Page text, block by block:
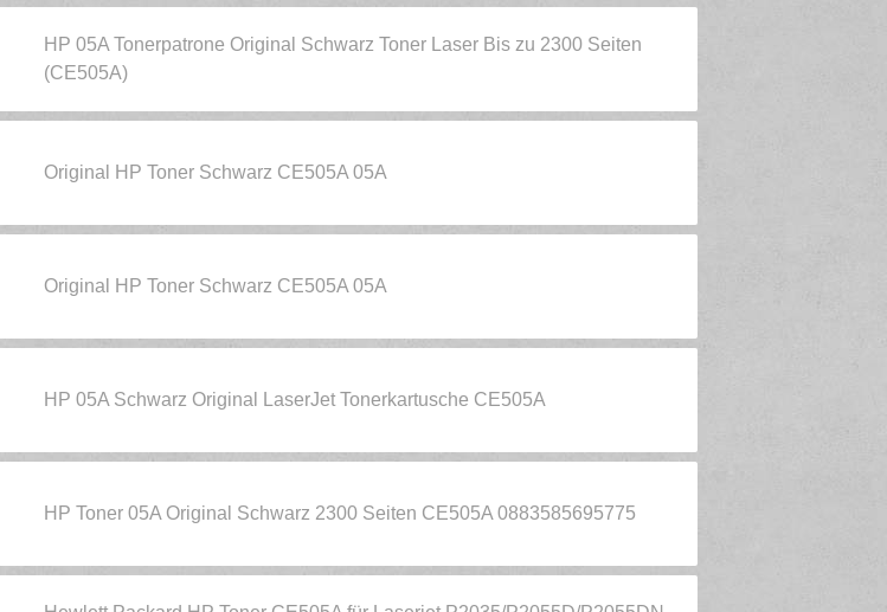
HP 05A Tonerpatrone Original Schwarz Toner Laser Bis zu 2300 Seiten
(CE505A)
Original HP Toner Schwarz CE505A 05A
Original HP Toner Schwarz CE505A 05A
HP 05A Schwarz Original LaserJet Tonerkartusche CE505A
HP Toner 05A Original Schwarz 2300 Seiten CE505A 0883585695775